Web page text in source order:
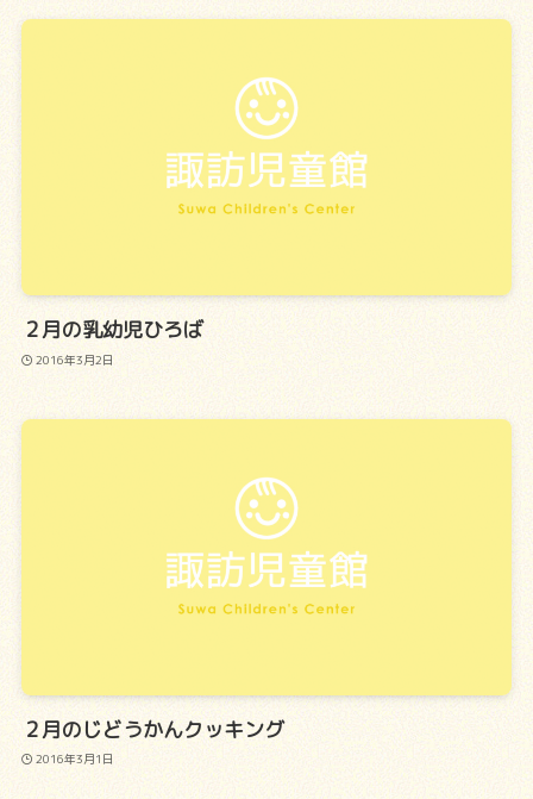
２月の乳幼児ひろば
2016年3月2日
２月のじどうかんクッキング
2016年3月1日